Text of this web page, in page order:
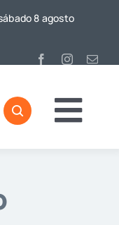
8 agosto
Home